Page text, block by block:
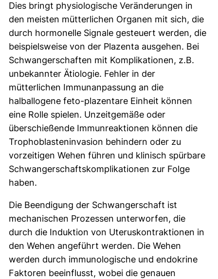
Dies bringt physiologische Veränderungen in
den meisten mütterlichen Organen mit sich, die
durch hormonelle Signale gesteuert werden, die
beispielsweise von der Plazenta ausgehen. Bei
Schwangerschaften mit Komplikationen, z.B.
unbekannter Ätiologie. Fehler in der
mütterlichen Immunanpassung an die
halballogene feto-plazentare Einheit können
eine Rolle spielen. Unzeitgemäße oder
überschießende Immunreaktionen können die
Trophoblasteninvasion behindern oder zu
vorzeitigen Wehen führen und klinisch spürbare
Schwangerschaftskomplikationen zur Folge
haben.
Die Beendigung der Schwangerschaft ist
mechanischen Prozessen unterworfen, die
durch die Induktion von Uteruskontraktionen in
den Wehen angeführt werden. Die Wehen
werden durch immunologische und endokrine
Faktoren beeinflusst, wobei die genauen